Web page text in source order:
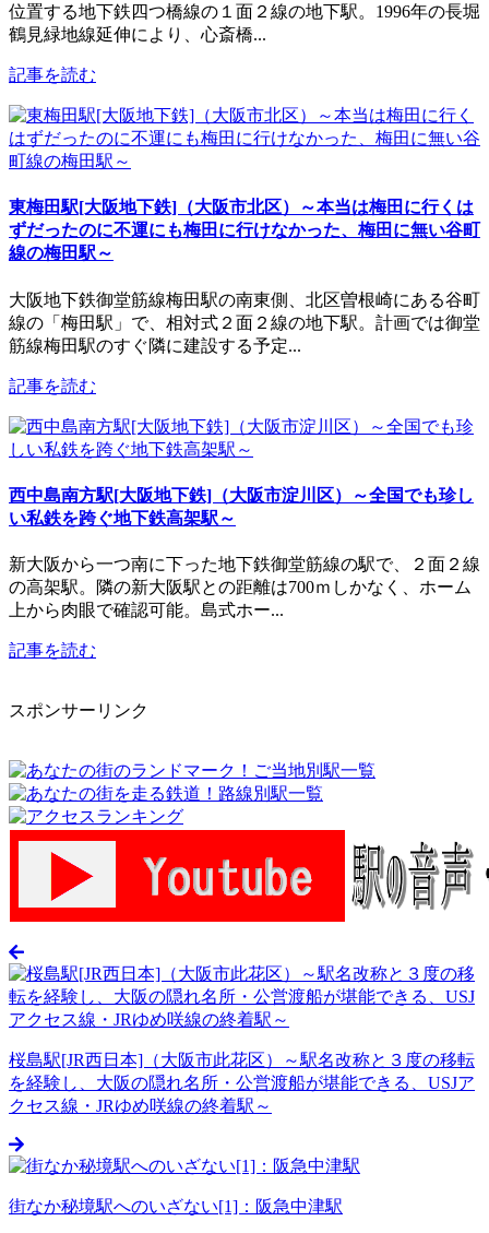
位置する地下鉄四つ橋線の１面２線の地下駅。1996年の長堀
鶴見緑地線延伸により、心斎橋...
記事を読む
東梅田駅[大阪地下鉄]（大阪市北区）～本当は梅田に行くは
ずだったのに不運にも梅田に行けなかった、梅田に無い谷町
線の梅田駅～
大阪地下鉄御堂筋線梅田駅の南東側、北区曽根崎にある谷町
線の「梅田駅」で、相対式２面２線の地下駅。計画では御堂
筋線梅田駅のすぐ隣に建設する予定...
記事を読む
西中島南方駅[大阪地下鉄]（大阪市淀川区）～全国でも珍し
い私鉄を跨ぐ地下鉄高架駅～
新大阪から一つ南に下った地下鉄御堂筋線の駅で、２面２線
の高架駅。隣の新大阪駅との距離は700ｍしかなく、ホーム
上から肉眼で確認可能。島式ホー...
記事を読む
スポンサーリンク
桜島駅[JR西日本]（大阪市此花区）～駅名改称と３度の移転
を経験し、大阪の隠れ名所・公営渡船が堪能できる、USJア
クセス線・JRゆめ咲線の終着駅～
街なか秘境駅へのいざない[1]：阪急中津駅